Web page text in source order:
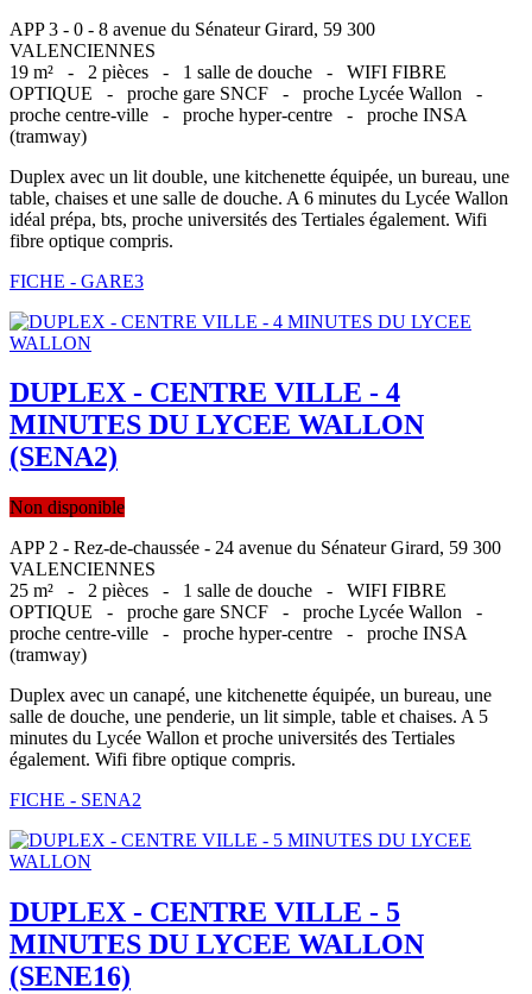
APP 3 - 0 - 8 avenue du Sénateur Girard, 59 300
VALENCIENNES
19 m² - 2 pièces - 1 salle de douche - WIFI FIBRE
OPTIQUE - proche gare SNCF - proche Lycée Wallon -
proche centre-ville - proche hyper-centre - proche INSA
(tramway)
Duplex avec un lit double, une kitchenette équipée, un bureau, une
table, chaises et une salle de douche. A 6 minutes du Lycée Wallon
idéal prépa, bts, proche universités des Tertiales également. Wifi
fibre optique compris.
FICHE - GARE3
DUPLEX - CENTRE VILLE - 4
MINUTES DU LYCEE WALLON
(SENA2)
Non disponible
APP 2 - Rez-de-chaussée - 24 avenue du Sénateur Girard, 59 300
VALENCIENNES
25 m² - 2 pièces - 1 salle de douche - WIFI FIBRE
OPTIQUE - proche gare SNCF - proche Lycée Wallon -
proche centre-ville - proche hyper-centre - proche INSA
(tramway)
Duplex avec un canapé, une kitchenette équipée, un bureau, une
salle de douche, une penderie, un lit simple, table et chaises. A 5
minutes du Lycée Wallon et proche universités des Tertiales
également. Wifi fibre optique compris.
FICHE - SENA2
DUPLEX - CENTRE VILLE - 5
MINUTES DU LYCEE WALLON
(SENE16)